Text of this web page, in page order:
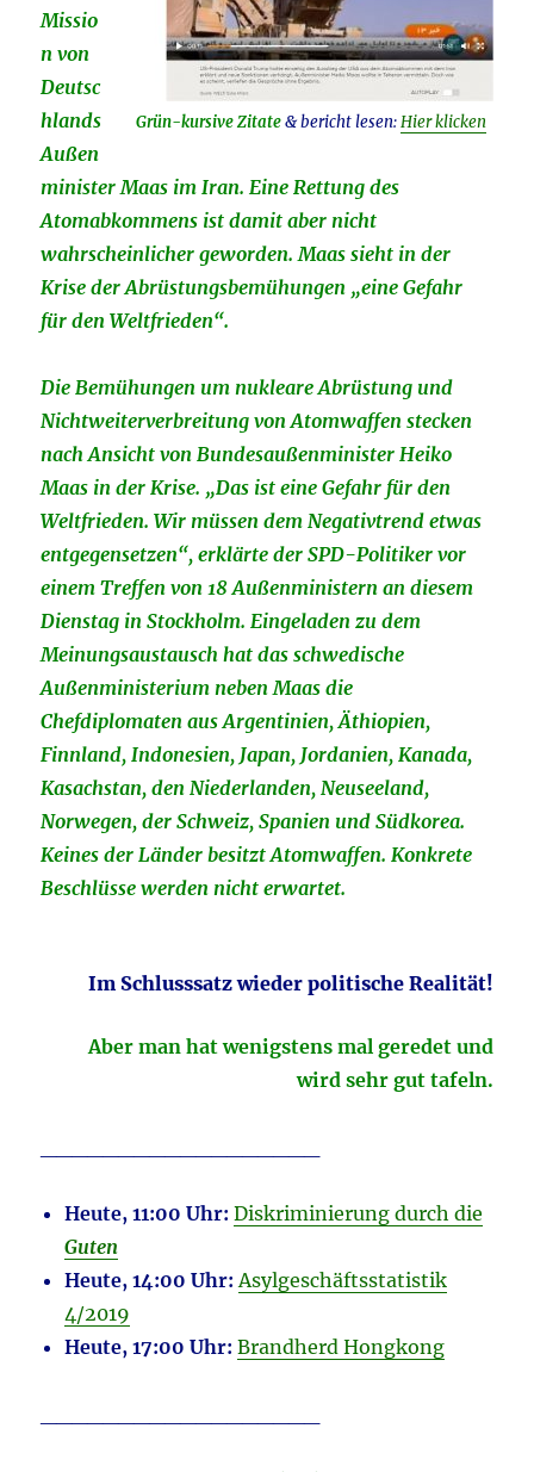
Grün-kursive Zitate& bericht lesen:Hier klicken
Missio
n von
Deutsc
hlands
Außen
minister Maas im Iran. Eine Rettung des
Atomabkommens ist damit aber nicht
wahrscheinlicher geworden. Maas sieht in der
Krise der Abrüstungsbemühungen „eine Gefahr
für den Weltfrieden“.
Die Bemühungen um nukleare Abrüstung und
Nichtweiterverbreitung von Atomwaffen stecken
nach Ansicht von Bundesaußenminister Heiko
Maas in der Krise. „Das ist eine Gefahr für den
Weltfrieden. Wir müssen dem Negativtrend etwas
entgegensetzen“, erklärte der SPD-Politiker vor
einem Treffen von 18 Außenministern an diesem
Dienstag in Stockholm. Eingeladen zu dem
Meinungsaustausch hat das schwedische
Außenministerium neben Maas die
Chefdiplomaten aus Argentinien, Äthiopien,
Finnland, Indonesien, Japan, Jordanien, Kanada,
Kasachstan, den Niederlanden, Neuseeland,
Norwegen, der Schweiz, Spanien und Südkorea.
Keines der Länder besitzt Atomwaffen. Konkrete
Beschlüsse werden nicht erwartet.
Im Schlusssatz wieder politische Realität!
Aber man hat wenigstens mal geredet und
wird sehr gut tafeln.
Heute, 11:00 Uhr: Diskriminierung durch die
Guten
Heute, 14:00 Uhr: Asylgeschäftsstatistik
4/2019
Heute, 17:00 Uhr: Brandherd Hongkong